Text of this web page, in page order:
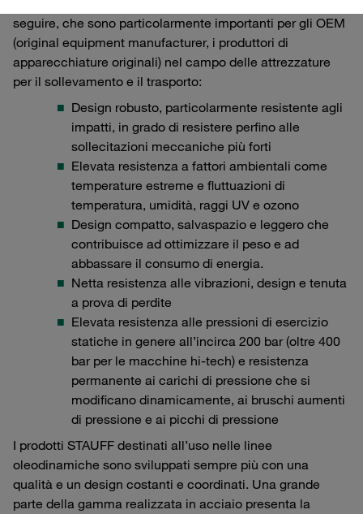
seguire, che sono particolarmente importanti per gli OEM
(original equipment manufacturer, i produttori di
apparecchiature originali) nel campo delle attrezzature
per il sollevamento e il trasporto:
Design robusto, particolarmente resistente agli
impatti, in grado di resistere perfino alle
sollecitazioni meccaniche più forti
Elevata resistenza a fattori ambientali come
temperature estreme e fluttuazioni di
temperatura, umidità, raggi UV e ozono
Design compatto, salvaspazio e leggero che
contribuisce ad ottimizzare il peso e ad
abbassare il consumo di energia.
Netta resistenza alle vibrazioni, design e tenuta
a prova di perdite
Elevata resistenza alle pressioni di esercizio
statiche in genere all’incirca 200 bar (oltre 400
bar per le macchine hi-tech) e resistenza
permanente ai carichi di pressione che si
modificano dinamicamente, ai bruschi aumenti
di pressione e ai picchi di pressione
I prodotti STAUFF destinati all’uso nelle linee
oleodinamiche sono sviluppati sempre più con una
qualità e un design costanti e coordinati. Una grande
parte della gamma realizzata in acciaio presenta la